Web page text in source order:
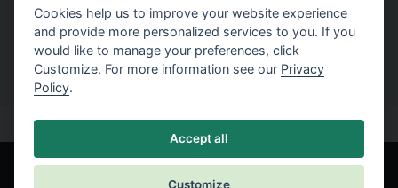
to solve a specific tasks.
Cookies help us to improve your website experience
and provide more personalized services to you. If you
would like to manage your preferences, click
Customize. For more information see our Privacy
Policy.
Accept all
Customize